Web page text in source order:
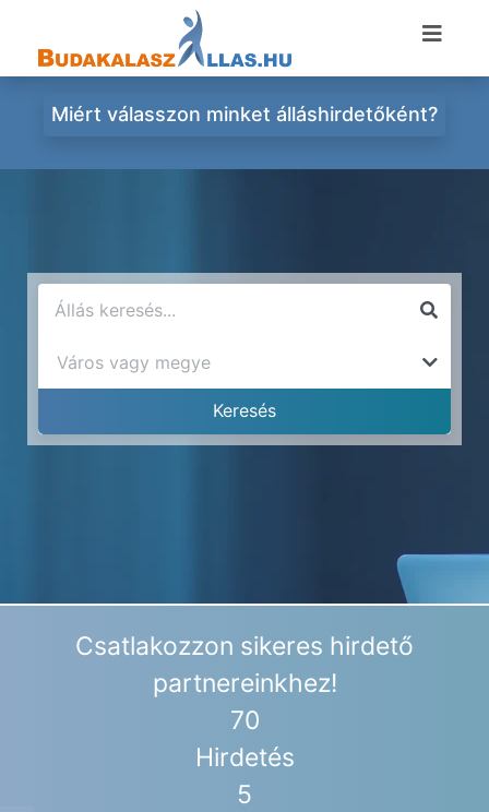
Miért válasszon minket álláshirdetőként?
Csatlakozzon sikeres hirdető
partnereinkhez!
70
Hirdetés
5